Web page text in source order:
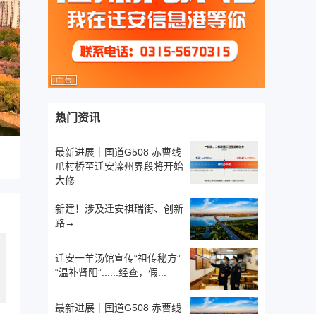
热门资讯
最新进展｜国道G508 赤曹线
爪村桥至迁安滦州界段将开始
大修
新建！涉及迁安祺瑞街、创新
路→
迁安一羊汤馆宣传“祖传秘方”
“温补肾阳”......经查，假...
最新进展｜国道G508 赤曹线